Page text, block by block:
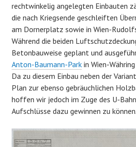
rechtwinkelig angelegten Einbauten
die nach Kriegsende geschleiften
am Dornerplatz sowie in Wien-
Während die beiden
Betonbauweise geplant und
Anton-Baumann-Park in Wien-
Da zu diesem Einbau neben der
Plan zur ebenso gebräuchlichen
hoffen wir jedoch im Zuge des U-
Aufschlüsse dazu gewinnen zu können.